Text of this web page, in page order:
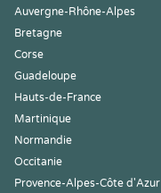
Auvergne-Rhône-Alpes
Bretagne
Corse
Guadeloupe
Hauts-de-France
Martinique
Normandie
Occitanie
Provence-Alpes-Côte d'Azur